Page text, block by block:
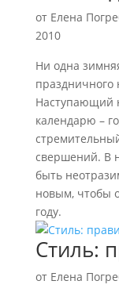
от Елена
2010
Ни одна
праздничного
Наступающий
календарю –
свершений. В
быть
новым, чтобы
году.
Стиль:
от Елена